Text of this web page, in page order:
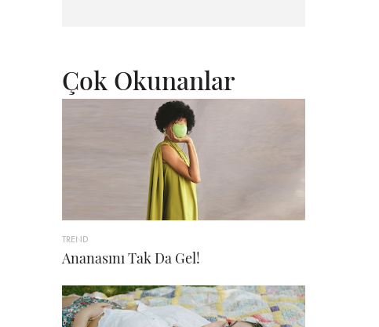
Çok Okunanlar
TREND
Ananasını Tak Da Gel!